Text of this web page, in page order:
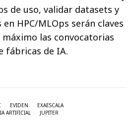
de uso, validar datasets y
HPC/MLOps serán claves
las convocatorias
fábricas de IA.
EVIDEN
EXAESCALA
ARTIFICIAL
JUPITER